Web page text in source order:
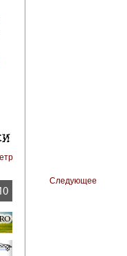
Следующее